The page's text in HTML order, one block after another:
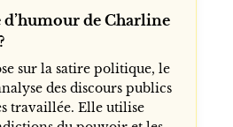
d’humour de Charline
sur la satire politique, le
des discours publics
travaillée. Elle utilise